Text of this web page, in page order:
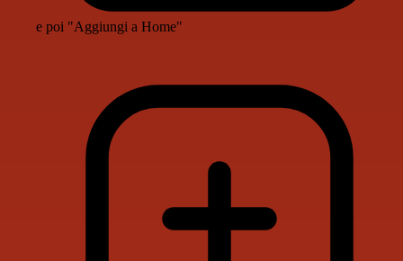
e poi "Aggiungi a Home"